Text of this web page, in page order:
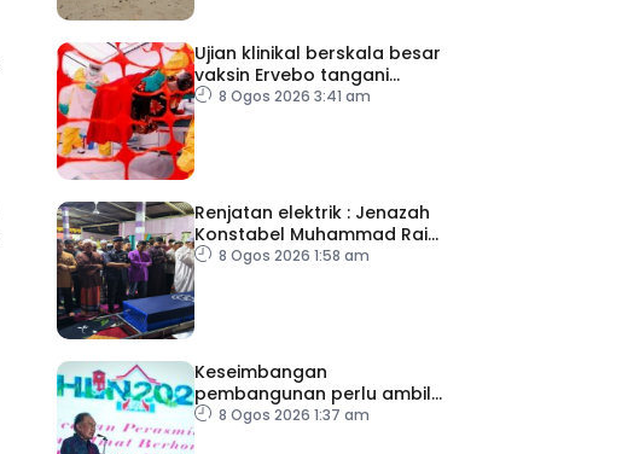
Ujian klinikal berskala besar
vaksin Ervebo tangani
wabak Ebola
8 Ogos 2026 3:41 am
Renjatan elektrik : Jenazah
Konstabel Muhammad Raimi
selamat dikebumikan
8 Ogos 2026 1:58 am
Keseimbangan
pembangunan perlu ambil
kira lokasi tumpuan
8 Ogos 2026 1:37 am